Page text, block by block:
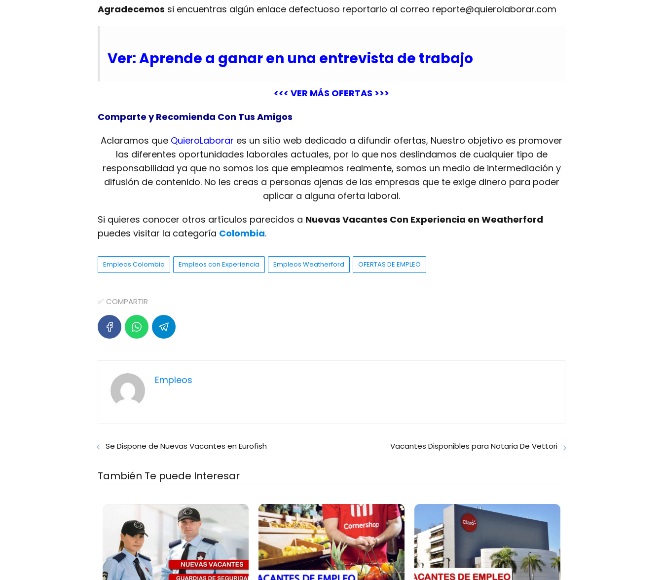
Agradecemos si encuentras algún enlace defectuoso reportarlo al correo reporte@quierolaborar.com
Ver: Aprende a ganar en una entrevista de trabajo
<<< VER MÁS OFERTAS >>>
Comparte y Recomienda Con Tus Amigos
Aclaramos que QuieroLaborar es un sitio web dedicado a difundir ofertas, Nuestro objetivo es promover
las diferentes oportunidades laborales actuales, por lo que nos deslindamos de cualquier tipo de
responsabilidad ya que no somos los que empleamos realmente, somos un medio de intermediación y
difusión de contenido. No les creas a personas ajenas de las empresas que te exige dinero para poder
aplicar a alguna oferta laboral.
Si quieres conocer otros artículos parecidos a Nuevas Vacantes Con Experiencia en Weatherford
puedes visitar la categoría Colombia.
Empleos Colombia Empleos con Experiencia Empleos Weatherford OFERTAS DE EMPLEO
✅ COMPARTIR
Empleos
Se Dispone de Nuevas Vacantes en Eurofish Vacantes Disponibles para Notaria De Vettori
También Te puede Interesar